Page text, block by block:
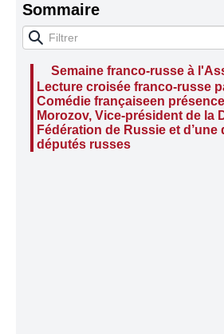
Sommaire
Semaine franco-russe à
Lecture croisée franco-russe
Comédie françaiseen
Morozov, Vice-président de la
Fédération de Russie et d’une
députés russes